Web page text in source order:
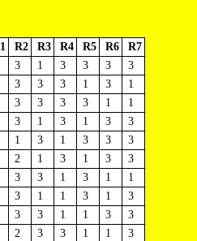
R2 R3 R4 R5 R6
R7
3 1 3 3 3
3
3 3 3 1 3
1
3 3 3 3 1
1
3 1 3 1 3
3
1 3 1 3 3
3
2 1 3 1 3
3
3 3 1 3 1
1
3 1 1 3 1
3
3 3 1 1 3
3
2 3 3 1 1
3